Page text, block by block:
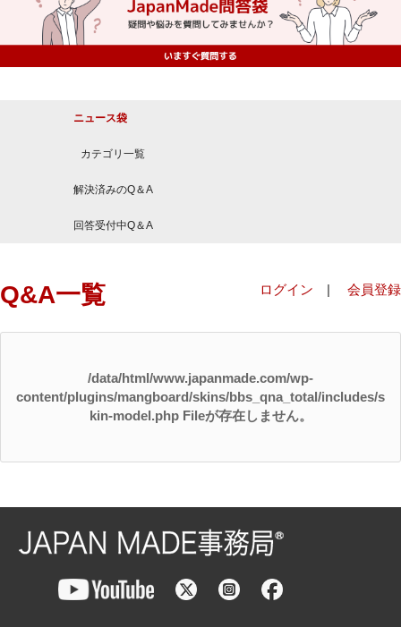
ニュース袋
カテゴリ一覧
解決済みのQ＆A
回答受付中Q＆A
Q&A一覧 ログイン | 会員登録
/data/html/www.japanmade.com/wp-
content/plugins/mangboard/skins/bbs_qna_total/includes/s
kin-model.php Fileが存在しません。